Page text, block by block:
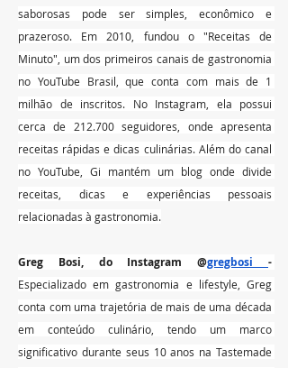
saborosas pode ser simples, econômico e
prazeroso. Em 2010, fundou o "Receitas de
Minuto", um dos primeiros canais de gastronomia
no YouTube Brasil, que conta com mais de 1
milhão de inscritos. No Instagram, ela possui
cerca de 212.700 seguidores, onde apresenta
receitas rápidas e dicas culinárias. Além do canal
no YouTube, Gi mantém um blog onde divide
receitas, dicas e experiências pessoais
relacionadas à gastronomia.
Greg Bosi, do Instagram @gregbosi
Especializado em gastronomia e lifestyle, Greg
conta com uma trajetória de mais de uma década
em conteúdo culinário, tendo um marco
significativo durante seus 10 anos na Tastemade